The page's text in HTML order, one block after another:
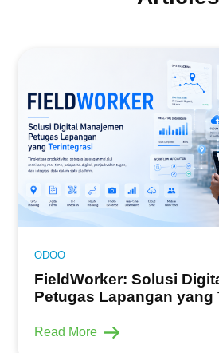
ODOO
FieldWorker: Solusi
Petugas Lapangan yang
Read More